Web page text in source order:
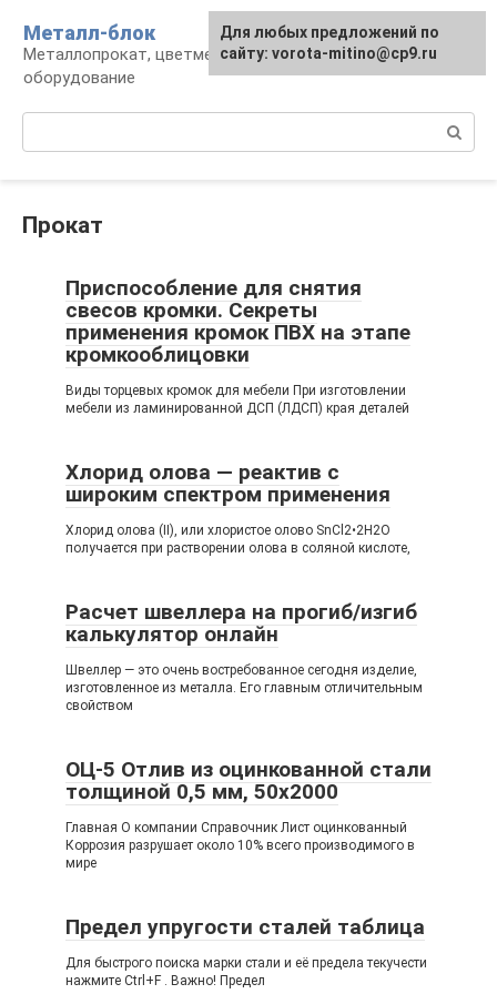
контенту
Металл-блок
Металлопрокат, цветмет, обработка и
оборудование
Прокат
Приспособление для снятия
свесов кромки. Секреты
применения кромок ПВХ на этапе
кромкооблицовки
Виды торцевых кромок для мебели При изготовлении
мебели из ламинированной ДСП (ЛДСП) края деталей
Хлорид олова — реактив с
широким спектром применения
Хлорид олова (II), или хлористое олово SnCl2•2H2O
получается при растворении олова в соляной кислоте,
Расчет швеллера на прогиб/изгиб
калькулятор онлайн
Швеллер — это очень востребованное сегодня изделие,
изготовленное из металла. Его главным отличительным
свойством
ОЦ-5 Отлив из оцинкованной стали
толщиной 0,5 мм, 50х2000
Главная О компании Справочник Лист оцинкованный
Коррозия разрушает около 10% всего производимого в
мире
Предел упругости сталей таблица
Для быстрого поиска марки стали и её предела текучести
нажмите Ctrl+F . Важно! Предел
Для любых предложений по
сайту: vorota-mitino@cp9.ru